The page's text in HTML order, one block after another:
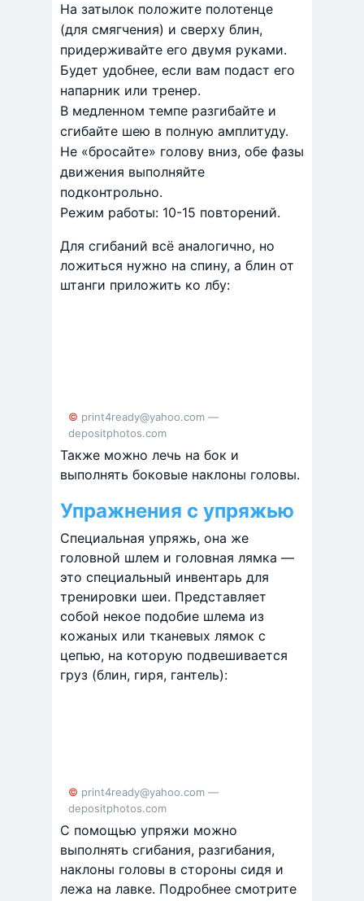
На затылок положите полотенце
(для смягчения) и сверху блин,
придерживайте его двумя руками.
Будет удобнее, если вам подаст его
напарник или тренер.
В медленном темпе разгибайте и
сгибайте шею в полную амплитуду.
Не «бросайте» голову вниз, обе фазы
движения выполняйте
подконтрольно.
Режим работы: 10-15 повторений.
Для сгибаний всё аналогично, но
ложиться нужно на спину, а блин от
штанги приложить ко лбу:
© print4ready@yahoo.com —
depositphotos.com
Также можно лечь на бок и
выполнять боковые наклоны головы.
Упражнения с упряжью
Специальная упряжь, она же
головной шлем и головная лямка —
это специальный инвентарь для
тренировки шеи. Представляет
собой некое подобие шлема из
кожаных или тканевых лямок с
цепью, на которую подвешивается
груз (блин, гиря, гантель):
© print4ready@yahoo.com —
depositphotos.com
С помощью упряжи можно
выполнять сгибания, разгибания,
наклоны головы в стороны сидя и
лежа на лавке. Подробнее смотрите